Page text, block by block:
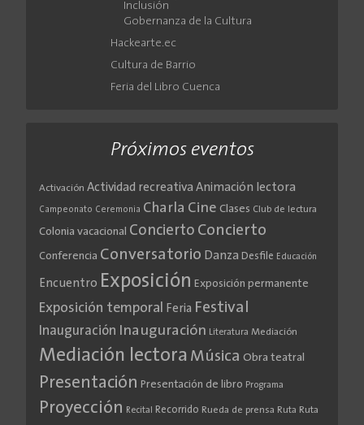
Inclusión
Gobernanza de la Cultura
Hackearte.ec
Cultura de Barrio
Feria del Libro Cuenca
Próximos eventos
Activación Actividad recreativa Animación lectora
Campeonato Ceremonia Charla Cine Clases Club de lectura
Colonia vacacional Concierto Concierto
Conferencia Conversatorio Danza Desfile Educación
Encuentro Exposición Exposición permanente
Exposición temporal Feria Festival
Inauguración Inauguración Literatura Mediación
Mediación lectora Música Obra teatral
Presentación Presentación de libro Programa
Proyección Recital Recorrido Rueda de prensa Ruta Ruta